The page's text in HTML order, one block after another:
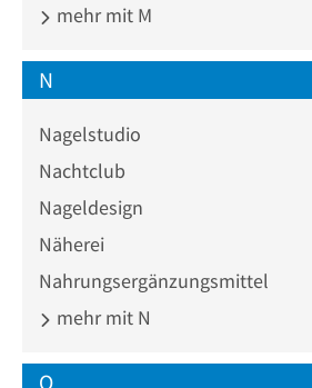
mehr mit M
N
Nagelstudio
Nachtclub
Nageldesign
Näherei
Nahrungsergänzungsmittel
mehr mit N
O